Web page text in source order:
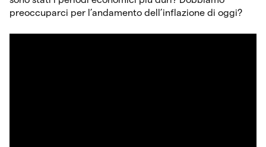
preoccuparci per l’andamento dell’inflazione di oggi?